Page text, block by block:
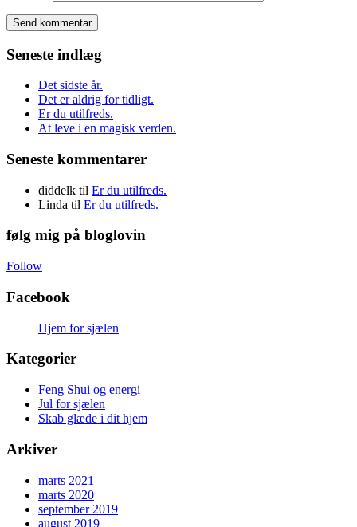
Seneste indlæg
Det sidste år.
Det er aldrig for tidligt.
Er du utilfreds.
At leve i en magisk verden.
Seneste kommentarer
diddelk til Er du utilfreds.
Linda til Er du utilfreds.
følg mig på bloglovin
Follow
Facebook
Hjem for sjælen
Kategorier
Feng Shui og energi
Jul for sjælen
Skab glæde i dit hjem
Arkiver
marts 2021
marts 2020
september 2019
august 2019